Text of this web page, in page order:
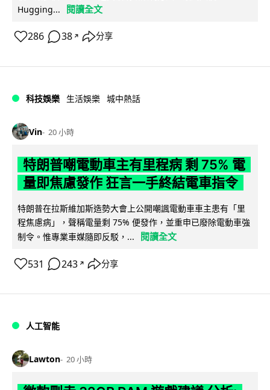
Hugging...
閱讀全文
286 38 ↗ 分享
科技娛樂 生活娛樂 城中熱話
Vin 20 小時
特朗普嘲電動車主有里程病 剩 75% 電
量即焦慮發作 狂言一手終結電車指令
特朗普在拉斯維加斯造勢大會上公開嘲諷電動車車主患有「里
程焦慮病」，聲稱電量剩 75% 便發作，並重申已廢除電動車強
制令。惟專業車媒隨即反駁，...
閱讀全文
531 243 ↗ 分享
人工智能
Lawton 20 小時